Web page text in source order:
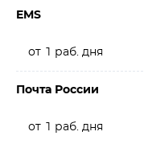
EMS
от 1 раб. дня
Почта России
от 1 раб. дня